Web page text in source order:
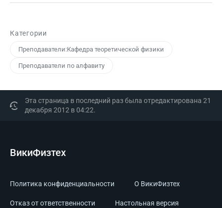
Категории
Преподаватели:Кафедра теоретической физики
Преподаватели по алфавиту
Эта страница в последний раз была отредактирована 21
декабря 2012 в 04:22.
ВикиФизтех
Политика конфиденциальности О ВикиФизтех
Отказ от ответственности Настольная версия